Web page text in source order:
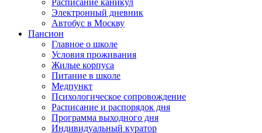
Расписание каникул
Электронный дневник
Автобус в Москву
Пансион
Главное о школе
Условия проживания
Жилые корпуса
Питание в школе
Медпункт
Психологическое сопровождение
Расписание и распорядок дня
Программа выходного дня
Индивидуальный куратор